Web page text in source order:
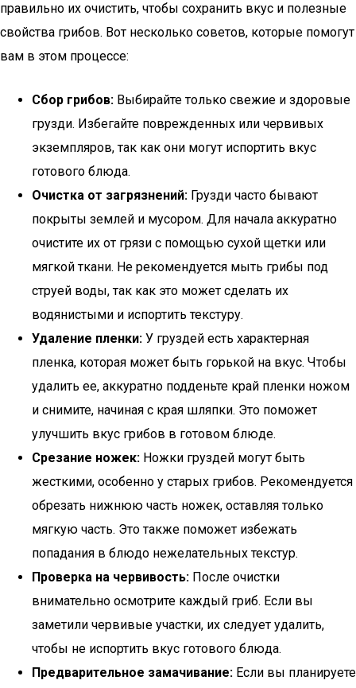
правильно их очистить, чтобы сохранить вкус и полезные
свойства грибов. Вот несколько советов, которые помогут
вам в этом процессе:
Сбор грибов: Выбирайте только свежие и здоровые
грузди. Избегайте поврежденных или червивых
экземпляров, так как они могут испортить вкус
готового блюда.
Очистка от загрязнений: Грузди часто бывают
покрыты землей и мусором. Для начала аккуратно
очистите их от грязи с помощью сухой щетки или
мягкой ткани. Не рекомендуется мыть грибы под
струей воды, так как это может сделать их
водянистыми и испортить текстуру.
Удаление пленки: У груздей есть характерная
пленка, которая может быть горькой на вкус. Чтобы
удалить ее, аккуратно подденьте край пленки ножом
и снимите, начиная с края шляпки. Это поможет
улучшить вкус грибов в готовом блюде.
Срезание ножек: Ножки груздей могут быть
жесткими, особенно у старых грибов. Рекомендуется
обрезать нижнюю часть ножек, оставляя только
мягкую часть. Это также поможет избежать
попадания в блюдо нежелательных текстур.
Проверка на червивость: После очистки
внимательно осмотрите каждый гриб. Если вы
заметили червивые участки, их следует удалить,
чтобы не испортить вкус готового блюда.
Предварительное замачивание: Если вы планируете